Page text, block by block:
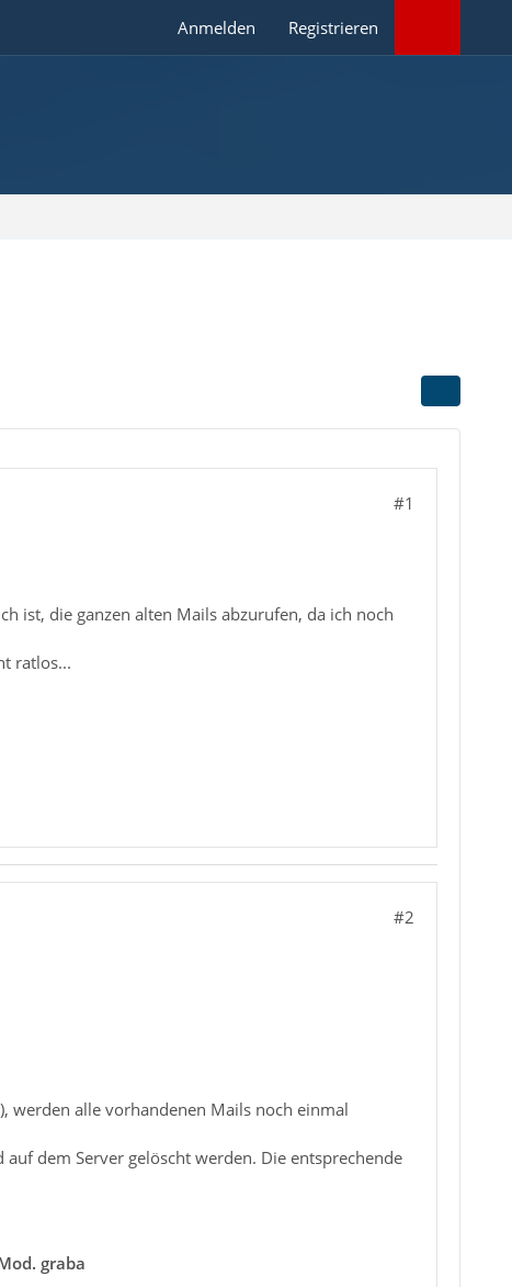
Anmelden Registrieren
#1
ist, die ganzen alten Mails abzurufen, da ich noch
ratlos...
#2
werden alle vorhandenen Mails noch einmal
dem Server gelöscht werden. Die entsprechende
graba